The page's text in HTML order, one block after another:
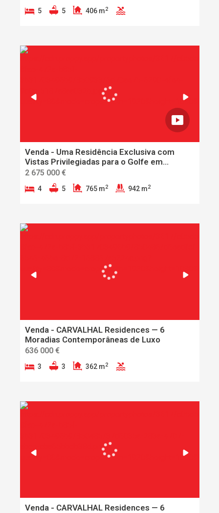
5 5 406 m2
Venda - Uma Residência Exclusiva com
Vistas Privilegiadas para o Golfe em
Vilamoura
2 675 000 €
4 5 765 m2 942 m2
Venda - CARVALHAL Residences — 6
Moradias Contemporâneas de Luxo
636 000 €
3 3 362 m2
Venda - CARVALHAL Residences — 6